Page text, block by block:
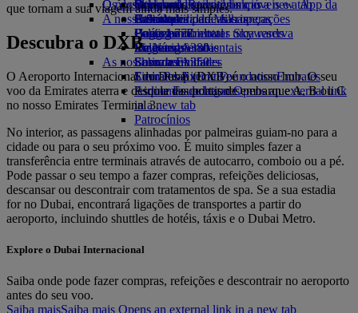
Opens an external link in a new tab
Bebidas
A nossa frota
Boeing 777
Emirates A380
Emirates A350
Emirates Executive
Esquemas de lugares
Brinquedos para crianças
Atividades para as crianças
O nosso planeta
Sustentabilidade nas operações
Política ambiental
Relatórios ambientais
As nossas comunidades
Emirates Airline FoundationEmirates
Airline Foundation Opens an external link
in a new tab
Patrocínios
Os destinos mais recentes
Helsínquia
Hangzhou
Da Nang
Shenzhen
Siem Reap
Skywards Rail
Calculadora de Milhas
Login em Emirates Skywards
Skywards+
Site para dispositivos móveis e a App da
Emirates
Cancelar ou alterar uma reserva
Viagens afetadas
Sobre a Emirates
que tornam a sua viagem ainda mais simples.
Descubra o DXB
O Aeroporto Internacional do Dubai (DXB) é o nosso hub. O seu
voo da Emirates aterra e descola das portas de embarque A, B ou C
no nosso Emirates Terminal 3.
No interior, as passagens alinhadas por palmeiras guiam-no para a
cidade ou para o seu próximo voo. É muito simples fazer a
transferência entre terminais através de autocarro, comboio ou a pé.
Pode passar o seu tempo a fazer compras, refeições deliciosas,
descansar ou descontrair com tratamentos de spa. Se a sua estadia
for no Dubai, encontrará ligações de transportes a partir do
aeroporto, incluindo shuttles de hotéis, táxis e o Dubai Metro.
Explore o Dubai Internacional
Saiba onde pode fazer compras, refeições e descontrair no aeroporto
antes do seu voo.
Saiba maisSaiba mais Opens an external link in a new tab